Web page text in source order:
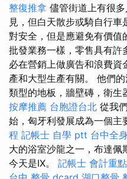
整復推拿 儘管街道上有很
見，但白天散步或騎自行
對安全，但是應避免有價值
批發業務一樣，零售具有許
必在營銷上做廣告和浪費
產和大型生產有關。 他們
類型的地板，牆壁磚，衛生
按摩推薦 台胞證台北 從我
始，匈牙利發展成為一個主
程 記帳士 自學 ptt 台中全
大的浴室沙龍之一，布達佩
今天是IX。 記帳士 會計重點